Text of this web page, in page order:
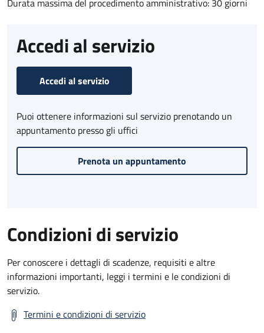
Accedi al servizio
Accedi al servizio
Puoi ottenere informazioni sul servizio prenotando un
appuntamento presso gli uffici
Prenota un appuntamento
Condizioni di servizio
Per conoscere i dettagli di scadenze, requisiti e altre
informazioni importanti, leggi i termini e le condizioni di
servizio.
Termini e condizioni di servizio